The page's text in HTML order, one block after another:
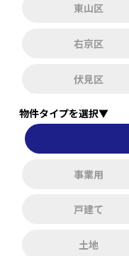
東山区
右京区
伏見区
物件タイプを選択▼
事業用
戸建て
土地